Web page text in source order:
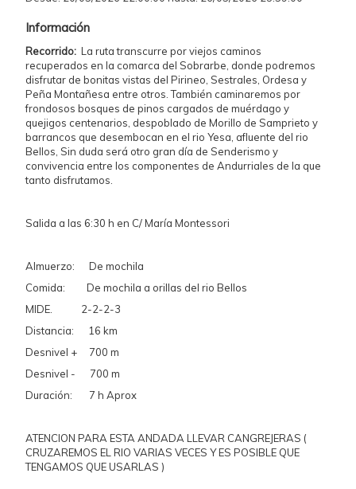
Información
Recorrido: La ruta transcurre por viejos caminos
recuperados en la comarca del Sobrarbe, donde podremos
disfrutar de bonitas vistas del Pirineo, Sestrales, Ordesa y
Peña Montañesa entre otros. También caminaremos por
frondosos bosques de pinos cargados de muérdago y
quejigos centenarios, despoblado de Morillo de Samprieto y
barrancos que desembocan en el rio Yesa, afluente del rio
Bellos, Sin duda será otro gran día de Senderismo y
convivencia entre los componentes de Andurriales de la que
tanto disfrutamos.
Salida a las 6:30 h en C/ María Montessori
Almuerzo: De mochila
Comida: De mochila a orillas del rio Bellos
MIDE. 2-2-2-3
Distancia: 16 km
Desnivel + 700 m
Desnivel - 700 m
Duración: 7 h Aprox
ATENCION PARA ESTA ANDADA LLEVAR CANGREJERAS (
CRUZAREMOS EL RIO VARIAS VECES Y ES POSIBLE QUE
TENGAMOS QUE USARLAS )